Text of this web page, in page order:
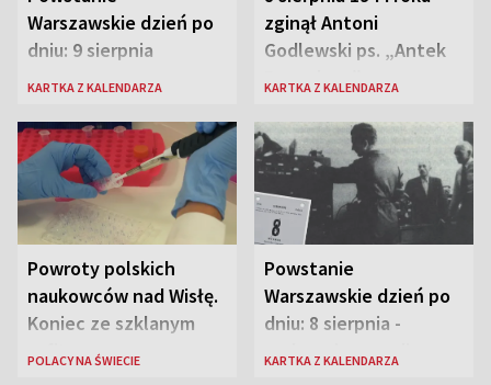
Warszawskie dzień po
dniu: 9 sierpnia
KARTKA Z KALENDARZA
zginął Antoni
Godlewski ps. „Antek
Rozpylacz”
KARTKA Z KALENDARZA
Powroty polskich
naukowców nad Wisłę.
Koniec ze szklanym
sufitem
POLACY NA ŚWIECIE
Powstanie
Warszawskie dzień po
dniu: 8 sierpnia -
rozbrzmiewa radio
KARTKA Z KALENDARZA